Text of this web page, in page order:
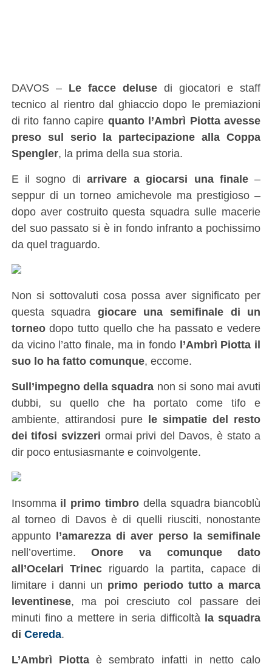
DAVOS – Le facce deluse di giocatori e staff
tecnico al rientro dal ghiaccio dopo le premiazioni
di rito fanno capire quanto l’Ambrì Piotta avesse
preso sul serio la partecipazione alla Coppa
Spengler, la prima della sua storia.
E il sogno diarrivare a giocarsi una finale–
seppur di un torneo amichevole ma prestigioso –
dopo aver costruito questa squadra sulle macerie
del suo passato si è in fondo infranto a pochissimo
da quel traguardo.
Non si sottovaluti cosa possa aver significato per
questa squadra giocare una semifinale di un
torneodopo tutto quello che ha passato e vedere
da vicino l’atto finale, ma in fondo l’Ambrì Piotta il
suo lo ha fatto comunque, eccome.
Sull’impegno della squadra non si sono mai avuti
dubbi, su quello che ha portato come tifo e
ambiente, attirandosi pure le simpatie del resto
dei tifosi svizzeri ormai privi del Davos, è stato a
dir poco entusiasmante e coinvolgente.
Insomma il primo timbro della squadra biancoblù
al torneo di Davos è di quelli riusciti, nonostante
appunto l’amarezza di aver perso la semifinale
nell’overtime.Onore va comunque dato
all’Ocelari Trinec riguardo la partita, capace di
limitare i danni un primo periodo tutto a marca
leventinese, ma poi cresciuto col passare dei
minuti fino a mettere in seria difficoltà la squadra
di Cereda.
L’Ambrì Piottaè sembrato infatti in netto calo